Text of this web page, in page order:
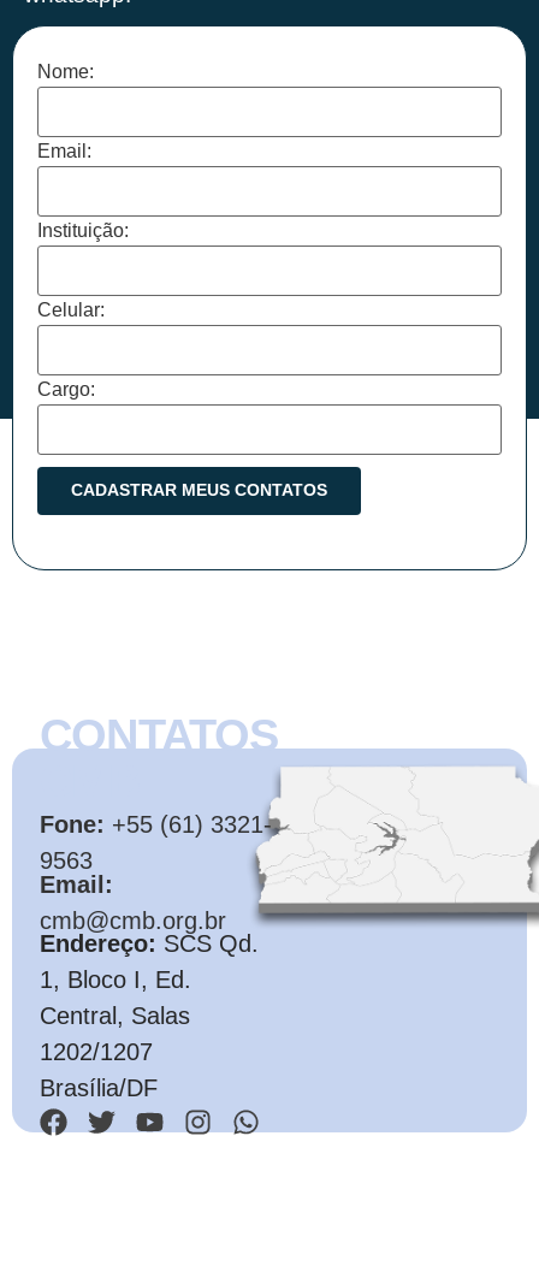
Nome:
Email:
Instituição:
Celular:
Cargo:
CONTATOS
Fone: +55 (61) 3321-
9563
Email:
cmb@cmb.org.br
Endereço: SCS Qd.
1, Bloco I, Ed.
Central, Salas
1202/1207
Brasília/DF